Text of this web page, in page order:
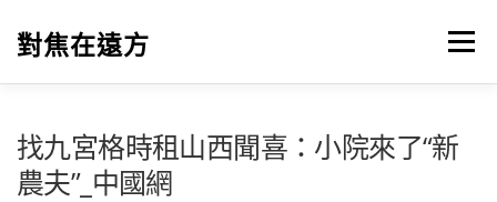
對焦在遠方 選單
找九宮格時租山西聞喜：小院來了“新
農夫”_中國網